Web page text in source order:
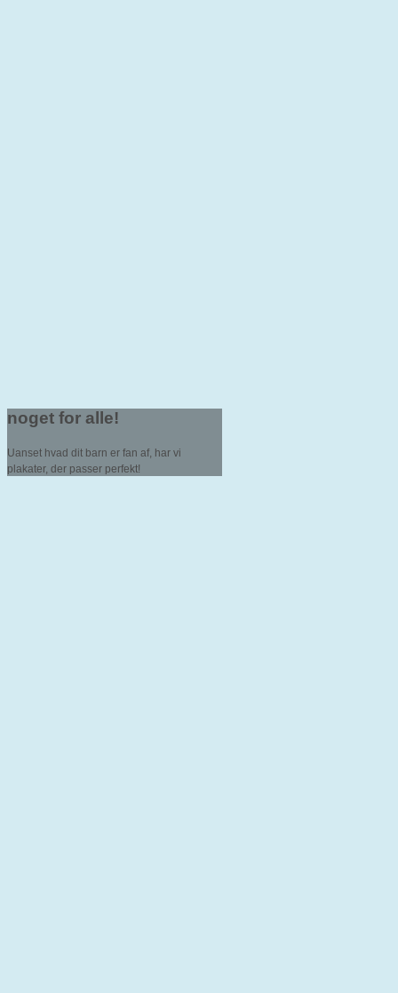
noget for alle!
Uanset hvad dit barn er fan af, har vi
plakater, der passer perfekt!